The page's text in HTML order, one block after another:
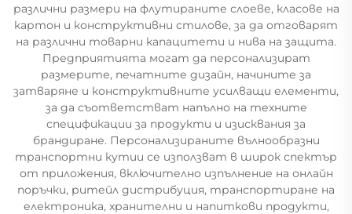
различни размери на флутираните слоеве, класове на
картон и конструктивни стилове, за да отговарят
на различни товарни капацитети и нива на защита.
Предприятията могат да персонализират
размерите, печатните дизайн, начините за
затваряне и конструктивните усилващи елементи,
за да съответстват напълно на техните
спецификации за продукти и изисквания за
брандиране. Персонализираните вълнообразни
транспортни кутии се използват в широк спектър
от приложения, включително изпълнение на онлайн
поръчки, ритейл дистрибуция, транспортиране на
електроника, хранителни и напиткови продукти,